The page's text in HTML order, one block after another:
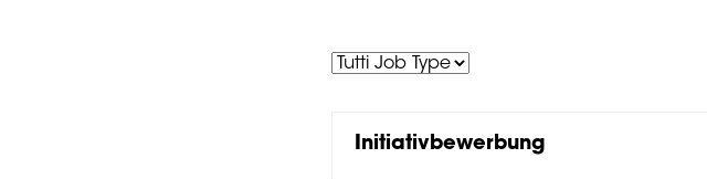
Tutti
Initiativbewerbung